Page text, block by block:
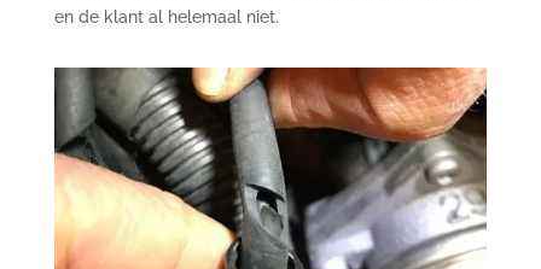
en de klant al helemaal niet.